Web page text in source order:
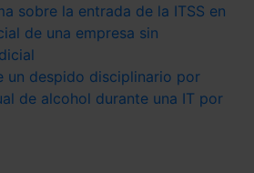
sobre la entrada de la ITSS en
de una empresa sin
un despido disciplinario por
de alcohol durante una IT por